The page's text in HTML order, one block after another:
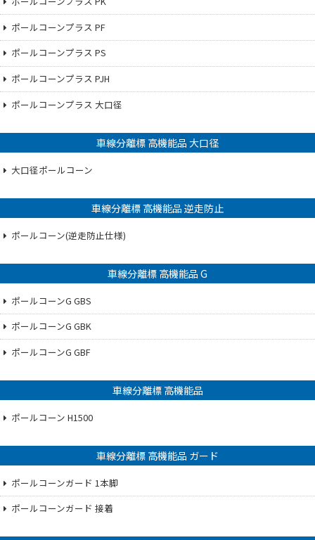
ポールコーンプラス PF
ポールコーンプラス PS
ポールコーンプラス PJH
ポールコーンプラス 大口径
車線分離標 高機能品 大口径
大口径ポールコーン
車線分離標 高機能品 逆走防止
ポールコーン(逆走防止仕様)
車線分離標 高機能品 G
ポールコーンG GBS
ポールコーンG GBK
ポールコーンG GBF
車線分離標 高機能品
ポールコーン H1500
車線分離標 高機能品 ガード
ポールコーンガード 1本脚
ポールコーンガード 接着